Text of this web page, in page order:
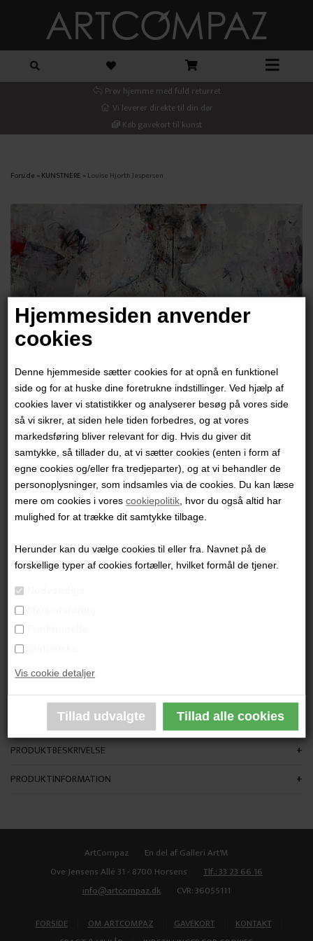
Hjemmesiden anvender
cookies
Denne hjemmeside sætter cookies for at opnå en funktionel
side og for at huske dine foretrukne indstillinger. Ved hjælp af
cookies laver vi statistikker og analyserer besøg på vores side
så vi sikrer, at siden hele tiden forbedres, og at vores
markedsføring bliver relevant for dig. Hvis du giver dit
samtykke, så tillader du, at vi sætter cookies (enten i form af
egne cookies og/eller fra tredjeparter), og at vi behandler de
personoplysninger, som indsamles via de cookies. Du kan læse
mere om cookies i vorescookiepolitik, hvor du også altid har
mulighed for at trække dit samtykke tilbage.
Herunder kan du vælge cookies til eller fra. Navnet på de
forskellige typer af cookies fortæller, hvilket formål de tjener.
Vis cookie detaljer
Prøv hjemme med fuld returret
Vi leverer direkte til din dør
Køb gavekort til kunst
Forside »KUNSTNERE »Louise Hjorth Jespersen
Louise Hjorth Jespersen
6.000,00DKK
"Straitjacket"
80x80 cm.
Ikke indrammet
PRODUKTBESKRIVELSE
PRODUKTINFORMATION
ArtCompaz
En del af Galleri Art'M
Ove Jensens Allé 31 - 8700 Horsens
Tlf.: 33 23 66 16
info@artcompaz.dk
CVR: 36055111
FORSIDE OM ARTCOMPAZ GAVEKORT KONTAKT